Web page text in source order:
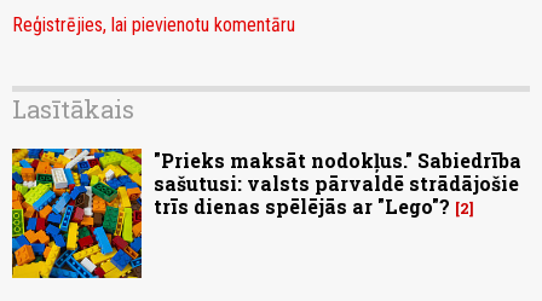
Reģistrējies, lai pievienotu komentāru
Lasītākais
"Prieks maksāt nodokļus." Sabiedrība
sašutusi: valsts pārvaldē strādājošie
trīs dienas spēlējās ar "Lego"?
2